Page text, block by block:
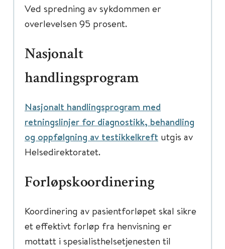
Ved spredning av sykdommen er
overlevelsen 95 prosent.
Nasjonalt
handlingsprogram
Nasjonalt handlingsprogram med
retningslinjer for diagnostikk, behandling
og oppfølgning av testikkelkreft utgis av
Helsedirektoratet.
Forløpskoordinering
Koordinering av pasientforløpet skal sikre
et effektivt forløp fra henvisning er
mottatt i spesialisthelsetjenesten til